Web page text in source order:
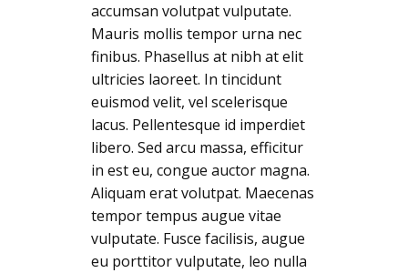
accumsan volutpat vulputate.
Mauris mollis tempor urna nec
finibus. Phasellus at nibh at elit
ultricies laoreet. In tincidunt
euismod velit, vel scelerisque
lacus. Pellentesque id imperdiet
libero. Sed arcu massa, efficitur
in est eu, congue auctor magna.
Aliquam erat volutpat. Maecenas
tempor tempus augue vitae
vulputate. Fusce facilisis, augue
eu porttitor vulputate, leo nulla